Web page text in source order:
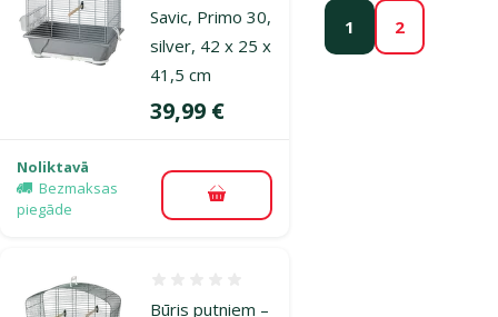
Savic, Primo 30,
silver, 42 x 25 x
41,5 cm
Cena
39,99 €
Noliktavā
Bezmaksas
piegāde
Pievienot grozam
Būris putniem –
1 2